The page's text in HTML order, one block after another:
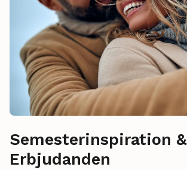
Semesterinspiration &
Erbjudanden